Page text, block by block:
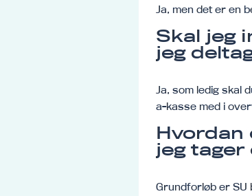
Ja, men det er en
Skal jeg
jeg
Ja, som ledig skal
a-kasse med i
Hvordan
jeg tager
Grundforløb er SU